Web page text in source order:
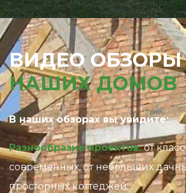
ВИДЕО ОБЗОРЫ
НАШИХ ДОМОВ
В наших обзорах вы увидите:
Разнообразие проектов:от
современных, от небольших
просторных коттеджей.